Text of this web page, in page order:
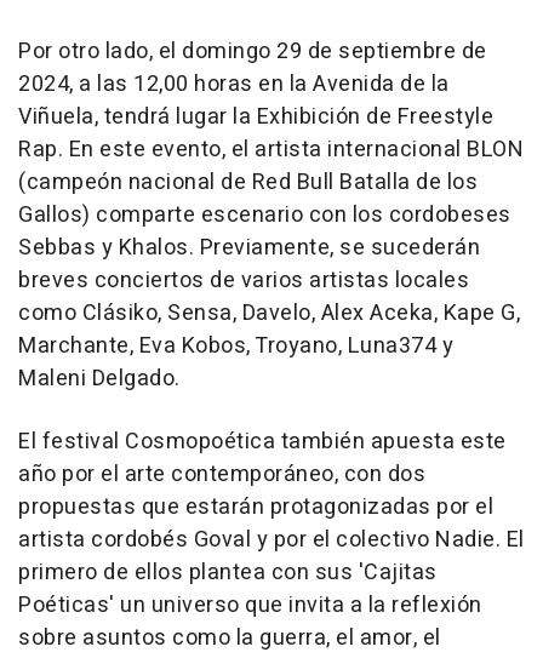
Por otro lado, el domingo 29 de septiembre de
2024, a las 12,00 horas en la Avenida de la
Viñuela, tendrá lugar la Exhibición de Freestyle
Rap. En este evento, el artista internacional BLON
(campeón nacional de Red Bull Batalla de los
Gallos) comparte escenario con los cordobeses
Sebbas y Khalos. Previamente, se sucederán
breves conciertos de varios artistas locales
como Clásiko, Sensa, Davelo, Alex Aceka, Kape G,
Marchante, Eva Kobos, Troyano, Luna374 y
Maleni Delgado.
El festival Cosmopoética también apuesta este
año por el arte contemporáneo, con dos
propuestas que estarán protagonizadas por el
artista cordobés Goval y por el colectivo Nadie. El
primero de ellos plantea con sus 'Cajitas
Poéticas' un universo que invita a la reflexión
sobre asuntos como la guerra, el amor, el